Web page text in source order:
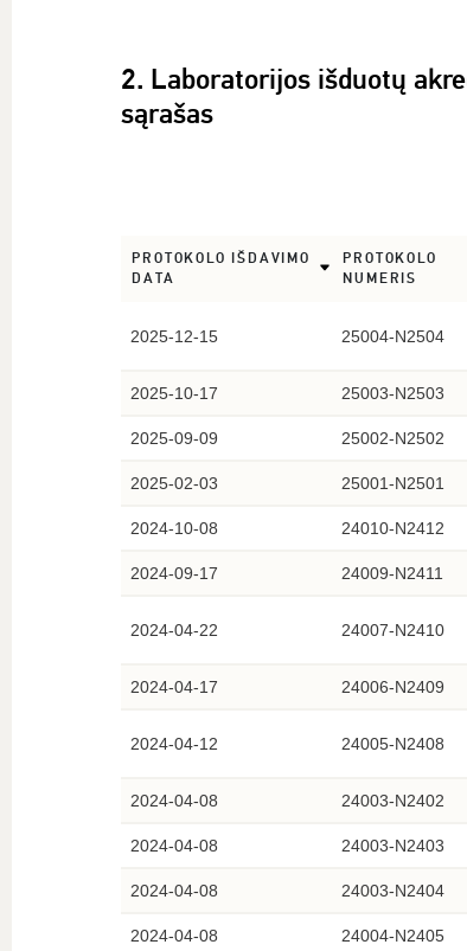
2. Laboratorijos išduotų
sąrašas
PROTOKOLO IŠDAVIMO
DATA
PROTOKOLO
NUMERIS
2025-12-15 25004-N2504
2025-10-17 25003-N2503
2025-09-09 25002-N2502
2025-02-03 25001-N2501
2024-10-08 24010-N2412
2024-09-17 24009-N2411
2024-04-22 24007-N2410
2024-04-17 24006-N2409
2024-04-12 24005-N2408
2024-04-08 24003-N2402
2024-04-08 24003-N2403
2024-04-08 24003-N2404
2024-04-08 24004-N2405